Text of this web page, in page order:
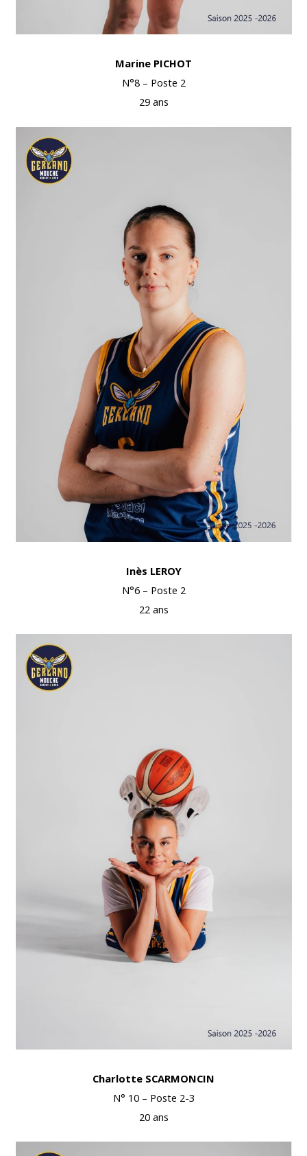
Marine PICHOT
N°8 – Poste 2
29 ans
Inès LEROY
N°6 – Poste 2
22 ans
Charlotte SCARMONCIN
N° 10 – Poste 2-3
20 ans